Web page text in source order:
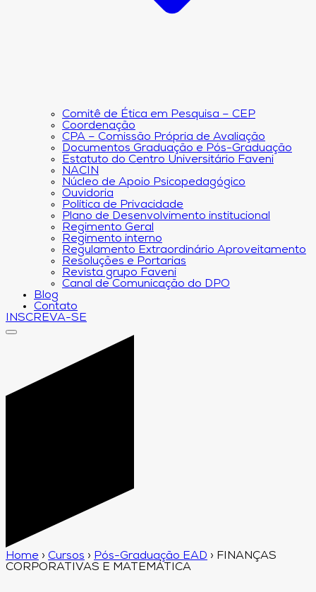
Comitê de Ética em Pesquisa – CEP
Coordenação
CPA – Comissão Própria de Avaliação
Documentos Graduação e Pós-Graduação
Estatuto do Centro Universitário Faveni
NACIN
Núcleo de Apoio Psicopedagógico
Ouvidoria
Política de Privacidade
Plano de Desenvolvimento institucional
Regimento Geral
Regimento interno
Regulamento Extraordinário Aproveitamento
Resoluções e Portarias
Revista grupo Faveni
Canal de Comunicação do DPO
Blog
Contato
INSCREVA-SE
Home › Cursos › Pós-Graduação EAD › FINANÇAS
CORPORATIVAS E MATEMÁTICA